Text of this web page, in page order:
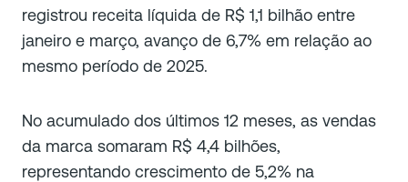
registrou receita líquida de R$ 1,1 bilhão entre
janeiro e março, avanço de 6,7% em relação ao
mesmo período de 2025.
No acumulado dos últimos 12 meses, as vendas
da marca somaram R$ 4,4 bilhões,
representando crescimento de 5,2% na